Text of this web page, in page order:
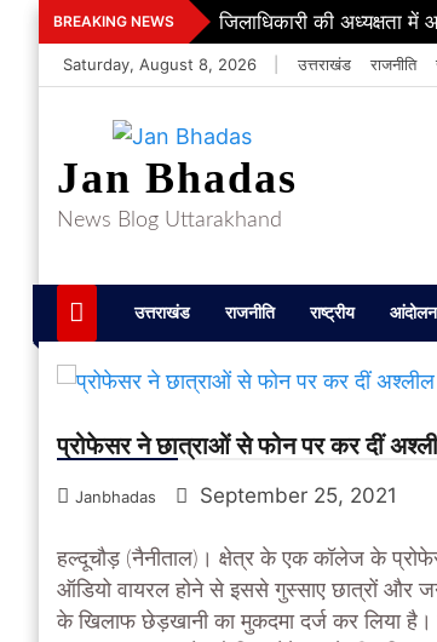
Skip
to
content
BREAKING NEWS जिलाधिकारी की अध्यक्षता
Saturday, August 8, 2026 उत्तराखंड राजनीति
Jan Bhadas
News Blog Uttarakhand
उत्तराखंड राजनीति राष्ट्रीय आंदोलन
प्रोफेसर ने छात्राओं से फोन पर कर दीं
Janbhadas September 25, 2021
हल्दूचौड़ (नैनीताल)। क्षेत्र के एक कॉलेज के
ऑडियो वायरल होने से इससे गुस्साए छात्रों और
के खिलाफ छेड़खानी का मुकदमा दर्ज कर लिया है।